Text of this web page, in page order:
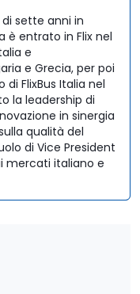
sette anni in
è entrato in Flix nel
e
e Grecia, per poi
FlixBus Italia nel
la leadership di
in sinergia
qualità del
di Vice President
mercati italiano e